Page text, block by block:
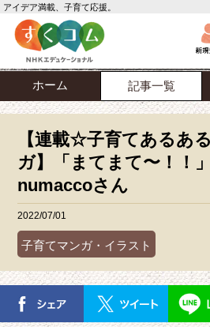
アイデア満載、子育て応援。
ホーム 記事一覧
【連載☆子育てあるあ
ガ】「まてまて〜！！
numaccoさん
2022/07/01
子育てマンガ・イラスト